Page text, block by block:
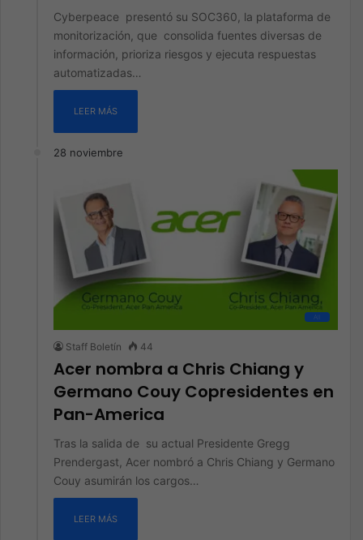
Cyberpeace presentó su SOC360, la plataforma de
monitorización, que consolida fuentes diversas de
información, prioriza riesgos y ejecuta respuestas
automatizadas…
LEER MÁS
28 noviembre
All
Staff Boletín 44
Acer nombra a Chris Chiang y
Germano Couy Copresidentes en
Pan-America
Tras la salida de su actual Presidente Gregg
Prendergast, Acer nombró a Chris Chiang y Germano
Couy asumirán los cargos…
LEER MÁS